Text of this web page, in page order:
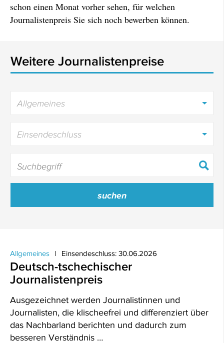
schon einen Monat vorher sehen, für welchen
Journalistenpreis Sie sich noch bewerben können.
Weitere Journalistenpreise
Allgemeines
Einsendeschluss
Allgemeines Einsendeschluss: 30.06.2026
Deutsch-tschechischer
Journalistenpreis
Ausgezeichnet werden Journalistinnen und
Journalisten, die klischeefrei und differenziert über
das Nachbarland berichten und dadurch zum
besseren Verständnis …